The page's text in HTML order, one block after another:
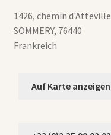
1426, chemin d'Atteville
SOMMERY, 76440
Frankreich
Auf Karte anzeigen